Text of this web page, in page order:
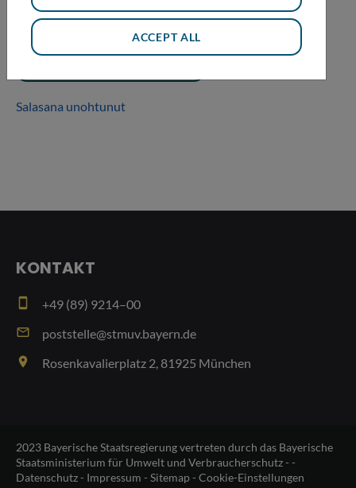
Salasana unohtunut
ACCEPT ALL
KONTAKT
smartphone +49 (89) 9214–00
email poststelle@stmuv.bayern.de
place Rosenkavalierplatz 2, 81925 München
2023 Bayerische Staatsregierung vertreten durch das Bayerische
Staatsministerium für Umwelt und Verbraucherschutz - -
Datenschutz- Impressum - Sitemap- Cookie-Einstellungen